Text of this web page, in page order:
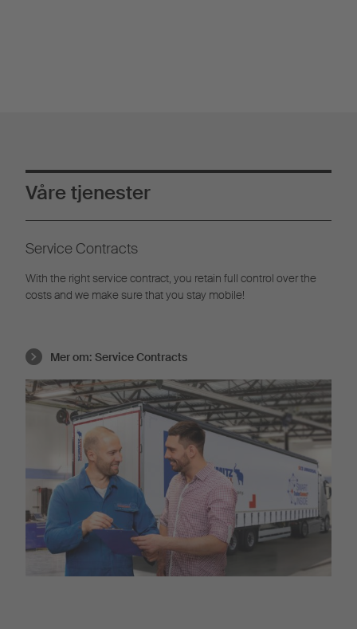
Våre tjenester
Service Contracts
With the right service contract, you retain full control over the
costs and we make sure that you stay mobile!
Mer om: Service Contracts